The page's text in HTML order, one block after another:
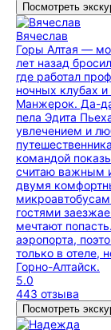
Посмотреть
Вячеслав
Горы Алтая —
лет назад
где работал
ночных клубах
Манжерок. Да-
пела Эдита
увлечением и
командой
считаю важным
двумя
гостями
мечтают
аэропорта,
только в отеле,
Горно-Алтайск.
5.0
443 отзыва
Посмотреть